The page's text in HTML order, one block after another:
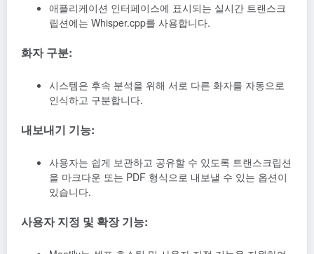
애플리케이션 인터페이스에 표시되는 실시간 트랜스크
립션에는 Whisper.cpp를 사용합니다.
화자 구분:
시스템은 후속 분석을 위해 서로 다른 화자를 자동으로
인식하고 구분합니다.
내보내기 기능:
사용자는 쉽게 보관하고 공유할 수 있도록 트랜스크립션
을 마크다운 또는 PDF 형식으로 내보낼 수 있는 옵션이
있습니다.
사용자 지정 및 확장 기능: